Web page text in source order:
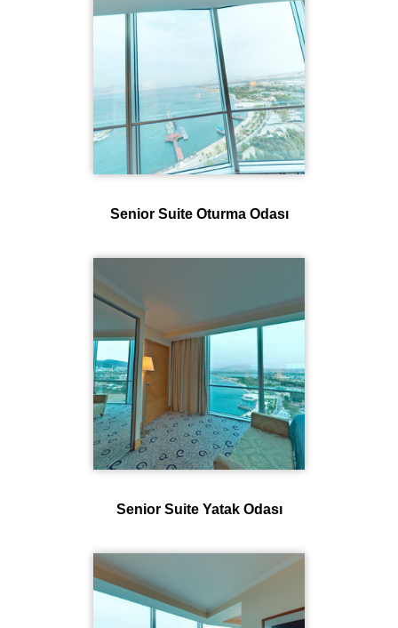
Senior Suite Oturma Odası
Senior Suite Yatak Odası